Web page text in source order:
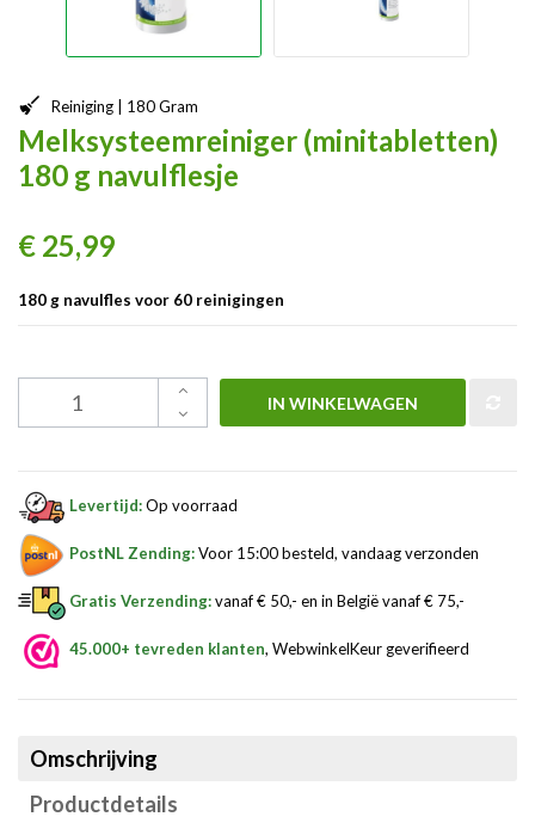
Reiniging | 180 Gram
Melksysteemreiniger (minitabletten)
180 g navulflesje
€ 25,99
180 g navulfles voor 60 reinigingen
IN WINKELWAGEN
Levertijd:Op voorraad
PostNL Zending:Voor 15:00 besteld, vandaag verzonden
Gratis Verzending:vanaf € 50,- en in België vanaf € 75,-
45.000+ tevreden klanten, WebwinkelKeur geverifieerd
Omschrijving
Productdetails